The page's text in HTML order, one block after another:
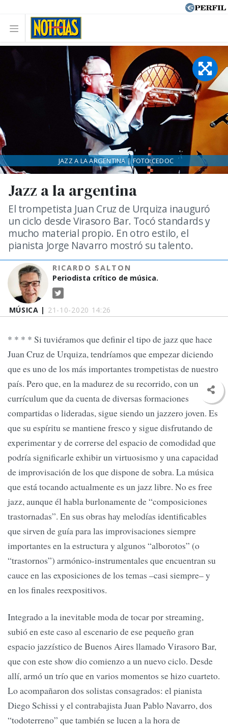
MÚSICA | 21-10-2020 14:26
Jazz a la argentina
El trompetista Juan Cruz de Urquiza inauguró
un ciclo desde Virasoro Bar. Tocó standards y
mucho material propio. En otro estilo, el
pianista Jorge Navarro mostró su talento.
RICARDO SALTON
Periodista crítico de música.
JAZZ A LA ARGENTINA | FOTO:CEDOC
* * * * Si tuviéramos que definir el tipo de jazz que hace
Juan Cruz de Urquiza, tendríamos que empezar diciendo
que es uno de los más importantes trompetistas de nuestro
país. Pero que, en la madurez de su recorrido, con un
currículum que da cuenta de diversas formaciones
compartidas o lideradas, sigue siendo un jazzero joven. Es
que su espíritu se mantiene fresco y sigue disfrutando de
experimentar y de correrse del espacio de comodidad que
podría significarle exhibir un virtuosismo y una capacidad
de improvisación de los que dispone de sobra. La música
que está tocando actualmente es un jazz libre. No es free
jazz, aunque él habla burlonamente de “composiciones
trastornadas”. En sus obras hay melodías identificables
que sirven de guía para las improvisaciones siempre
importantes en la estructura y algunos “alborotos” (o
“trastornos”) armónico-instrumentales que encuentran su
cauce en las exposiciones de los temas –casi siempre– y
en los finales reexpositivos.
Integrado a la inevitable moda de tocar por streaming,
subió en este caso al escenario de ese pequeño gran
espacio jazzístico de Buenos Aires llamado Virasoro Bar,
que con este show dio comienzo a un nuevo ciclo. Desde
allí, armó un trío que en varios momentos se hizo cuarteto.
Lo acompañaron dos solistas consagrados: el pianista
Diego Schissi y el contrabajista Juan Pablo Navarro, dos
“todoterreno” que también se lucen a la hora de